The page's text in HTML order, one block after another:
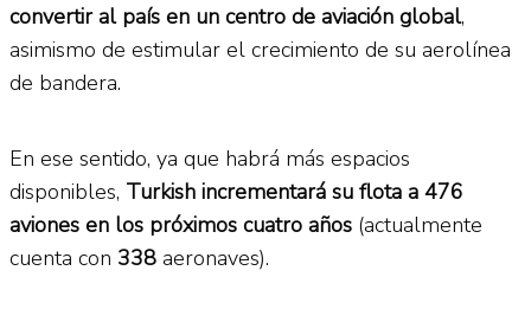
convertir al país en un centro de aviación global,
asimismo de estimular el crecimiento de su aerolínea
de bandera.
En ese sentido, ya que habrá más espacios
disponibles, Turkish incrementará su flota a 476
aviones en los próximos cuatro años (actualmente
cuenta con 338 aeronaves).